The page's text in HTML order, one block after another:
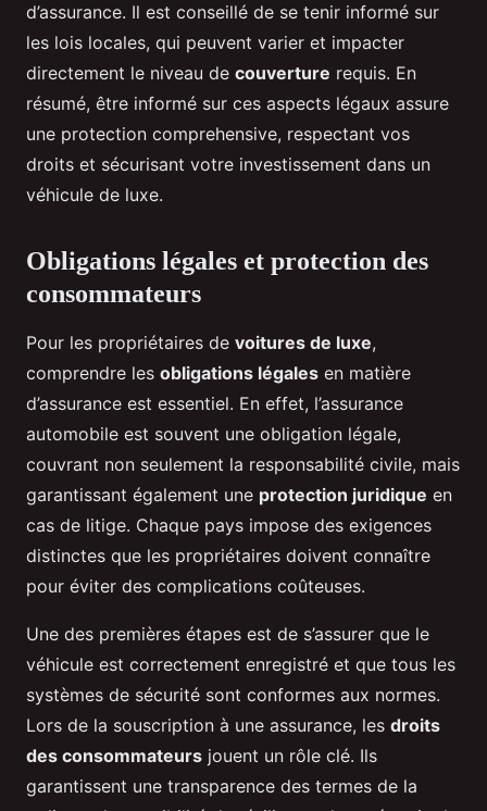
d’assurance. Il est conseillé de se tenir informé sur
les lois locales, qui peuvent varier et impacter
directement le niveau de couverture requis. En
résumé, être informé sur ces aspects légaux assure
une protection comprehensive, respectant vos
droits et sécurisant votre investissement dans un
véhicule de luxe.
Obligations légales et protection des
consommateurs
Pour les propriétaires de voitures de luxe,
comprendre les obligations légales en matière
d’assurance est essentiel. En effet, l’assurance
automobile est souvent une obligation légale,
couvrant non seulement la responsabilité civile, mais
garantissant également une protection juridique en
cas de litige. Chaque pays impose des exigences
distinctes que les propriétaires doivent connaître
pour éviter des complications coûteuses.
Une des premières étapes est de s’assurer que le
véhicule est correctement enregistré et que tous les
systèmes de sécurité sont conformes aux normes.
Lors de la souscription à une assurance, les droits
des consommateurs jouent un rôle clé. Ils
garantissent une transparence des termes de la